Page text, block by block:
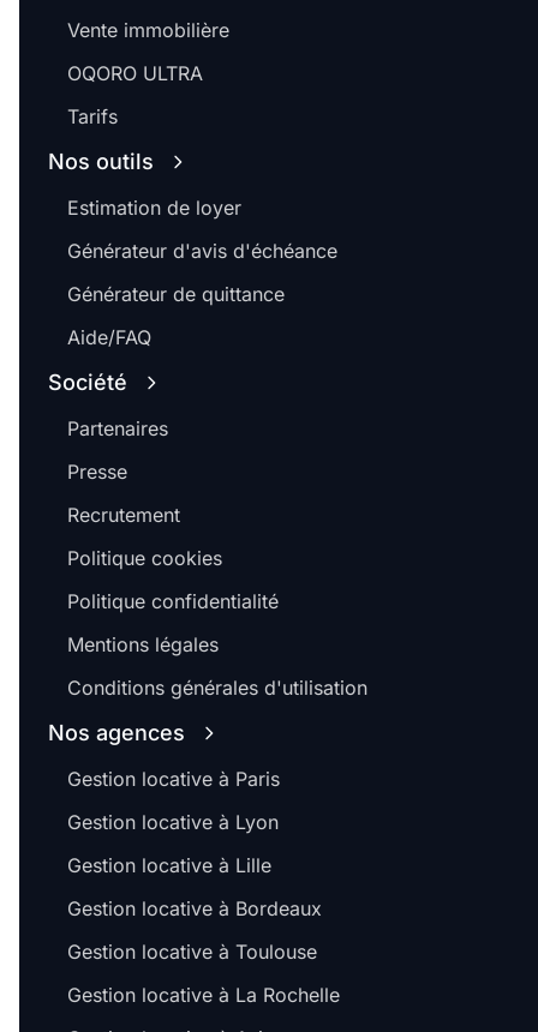
Vente immobilière
OQORO ULTRA
Tarifs
Nos outils
Estimation de loyer
Générateur d'avis d'échéance
Générateur de quittance
Aide/FAQ
Société
Partenaires
Presse
Recrutement
Politique cookies
Politique confidentialité
Mentions légales
Conditions générales d'utilisation
Nos agences
Gestion locative à Paris
Gestion locative à Lyon
Gestion locative à Lille
Gestion locative à Bordeaux
Gestion locative à Toulouse
Gestion locative à La Rochelle